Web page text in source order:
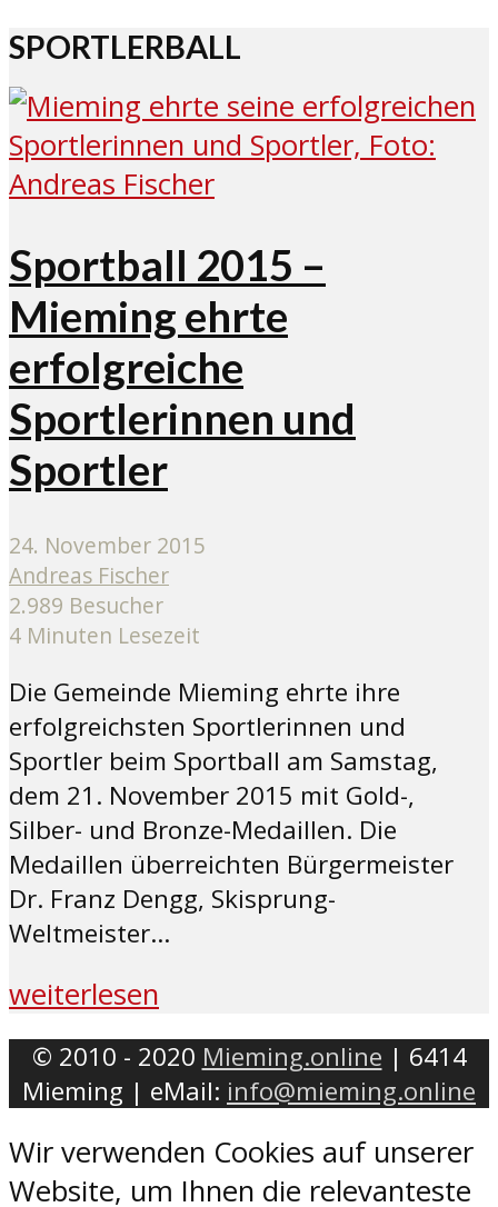
SPORTLERBALL
Sportball 2015 –
Mieming ehrte
erfolgreiche
Sportlerinnen und
Sportler
24. November 2015
Andreas Fischer
2.989 Besucher
4 Minuten Lesezeit
Die Gemeinde Mieming ehrte ihre
erfolgreichsten Sportlerinnen und
Sportler beim Sportball am Samstag,
dem 21. November 2015 mit Gold-,
Silber- und Bronze-Medaillen. Die
Medaillen überreichten Bürgermeister
Dr. Franz Dengg, Skisprung-
Weltmeister...
weiterlesen
© 2010 - 2020 Mieming.online | 6414
Mieming | eMail: info@mieming.online
Wir verwenden Cookies auf unserer
Website, um Ihnen die relevanteste